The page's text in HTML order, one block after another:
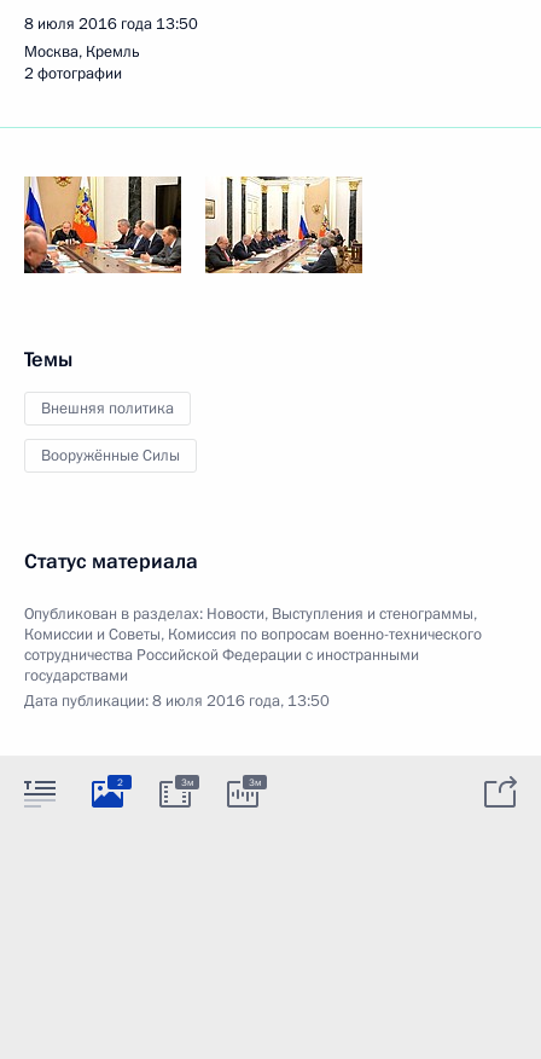
8 июля 2016 года 13:50
Москва, Кремль
2 фотографии
Темы
Внешняя политика
Вооружённые Силы
Статус материала
Опубликован в разделах: Новости, Выступления и стенограммы,
Комиссии и Советы, Комиссия по вопросам военно-технического
сотрудничества Российской Федерации с иностранными
государствами
Дата публикации:8 июля 2016 года, 13:50
2 3м 3м